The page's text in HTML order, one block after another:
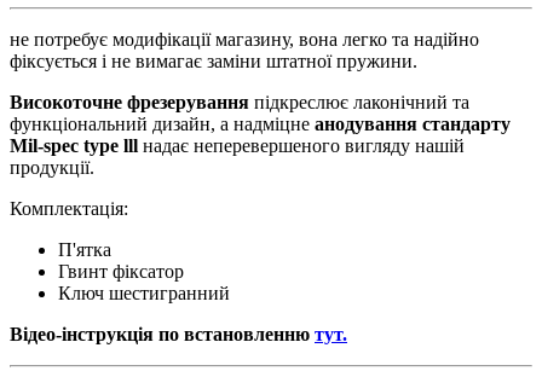
не потребує модифікації магазину, вона легко та надійно
фіксується і не вимагає заміни штатної пружини.
Високоточне фрезерування підкреслює лаконічний та
функціональний дизайн, а надміцне анодування стандарту
Mil-spec type lll надає неперевершеного вигляду нашій
продукції.
Комплектація:
П'ятка
Гвинт фіксатор
Ключ шестигранний
Відео-інструкція по встановленню тут.